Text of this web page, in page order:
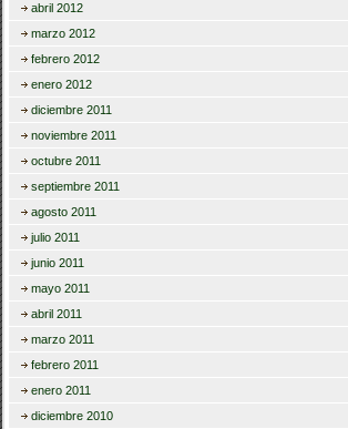
abril 2012
marzo 2012
febrero 2012
enero 2012
diciembre 2011
noviembre 2011
octubre 2011
septiembre 2011
agosto 2011
julio 2011
junio 2011
mayo 2011
abril 2011
marzo 2011
febrero 2011
enero 2011
diciembre 2010